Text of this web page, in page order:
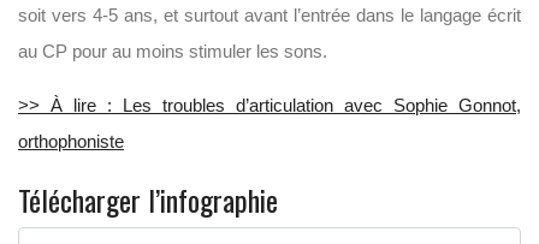
soit vers 4-5 ans, et surtout avant l’entrée dans le langage écrit
au CP pour au moins stimuler les sons.
>> À lire : Les troubles d’articulation avec Sophie Gonnot,
orthophoniste
Télécharger l’infographie